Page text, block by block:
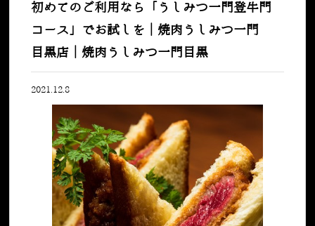
初めてのご利用なら「うしみつ一門登牛門
コース」でお試しを｜焼肉うしみつ一門
目黒店｜焼肉うしみつ一門目黒
2021.12.8